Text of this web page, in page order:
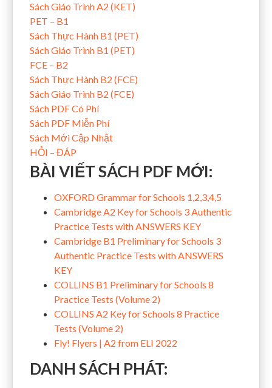
Sách Giáo Trình A2 (KET)
PET – B1
Sách Thực Hành B1 (PET)
Sách Giáo Trình B1 (PET)
FCE – B2
Sách Thực Hành B2 (FCE)
Sách Giáo Trình B2 (FCE)
Sách PDF Có Phí
Sách PDF Miễn Phí
Sách Mới Cập Nhật
HỎI – ĐÁP
BÀI VIẾT SÁCH PDF MỚI:
OXFORD Grammar for Schools 1,2,3,4,5
Cambridge A2 Key for Schools 3 Authentic
Practice Tests with ANSWERS KEY
Cambridge B1 Preliminary for Schools 3
Authentic Practice Tests with ANSWERS
KEY
COLLINS B1 Preliminary for Schools 8
Practice Tests (Volume 2)
COLLINS A2 Key for Schools 8 Practice
Tests (Volume 2)
Fly! Flyers | A2 from ELI 2022
DANH SÁCH PHÁT: